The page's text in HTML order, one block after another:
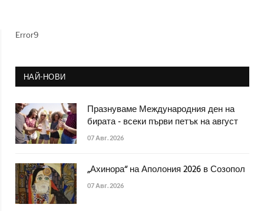
Error9
НАЙ-НОВИ
Празнуваме Международния ден на
бирата - всеки първи петък на август
07 Авг. 2026
„Ахинора“ на Аполония 2026 в Созопол
07 Авг. 2026